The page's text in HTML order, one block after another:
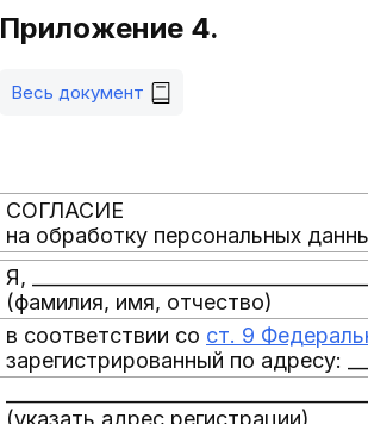
Приложение 4.
Весь документ
СОГЛАСИЕ
на обработку персональных
Я,
(фамилия, имя, отчество)
в соответствии со ст. 9
зарегистрированный по адресу:
(указать адрес регистрации)